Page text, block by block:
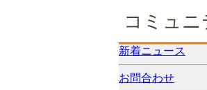
2024
コミュニ
新着ニュース
お問合わせ